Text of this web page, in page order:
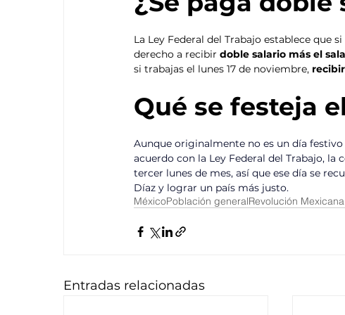
La Ley Federal del Trabajo establece que
derecho a recibir doble salario más el
si trabajas el lunes 17 de noviembre,
Qué se festeja
Aunque originalmente no es un día
acuerdo con la Ley Federal del Trabajo, la
tercer lunes de mes, así que ese día se
Díaz y lograr un país más justo.
MéxicoPoblación generalRevolución Mexicana
Entradas relacionadas